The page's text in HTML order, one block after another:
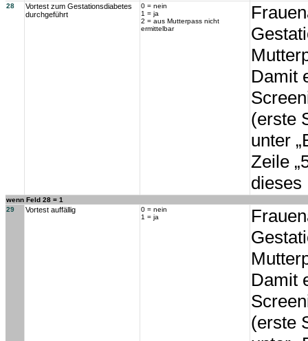
28
Vortest zum Gestationsdiabetes
durchgeführt
0 = nein
1 = ja
2 = aus Mutterpass nicht
ermittelbar
Damit
(erste
unter
Zeile
dieses
wenn Feld 28 = 1
29
Vortest auffällig
0 = nein
1 = ja
Damit
(erste